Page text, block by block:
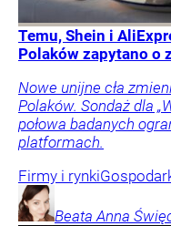
Temu, Shein i
Polaków zapytano o
Nowe unijne cła
Polaków. Sondaż dla
połowa badanych
platformach.
Firmy i rynki
Beata Anna